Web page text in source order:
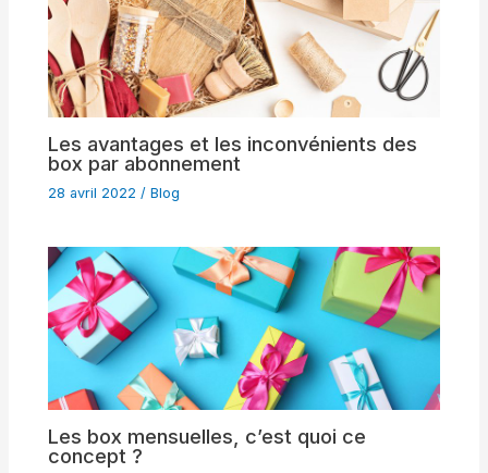
Les avantages et les inconvénients des
box par abonnement
28 avril 2022 /Blog
Les box mensuelles, c’est quoi ce
concept ?